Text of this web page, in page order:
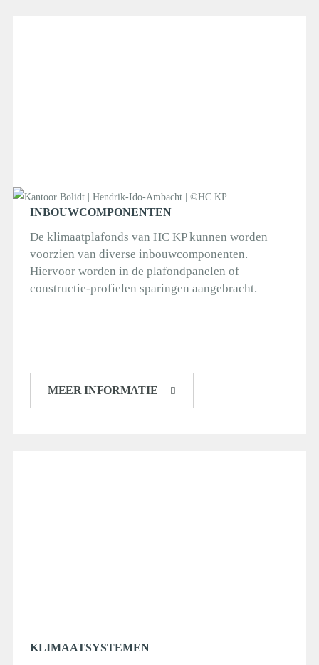
INBOUWCOMPONENTEN
De klimaatplafonds van HC KP kunnen worden
voorzien van diverse inbouwcomponenten.
Hiervoor worden in de plafondpanelen of
constructie-profielen sparingen aangebracht.
MEER INFORMATIE
KLIMAATSYSTEMEN